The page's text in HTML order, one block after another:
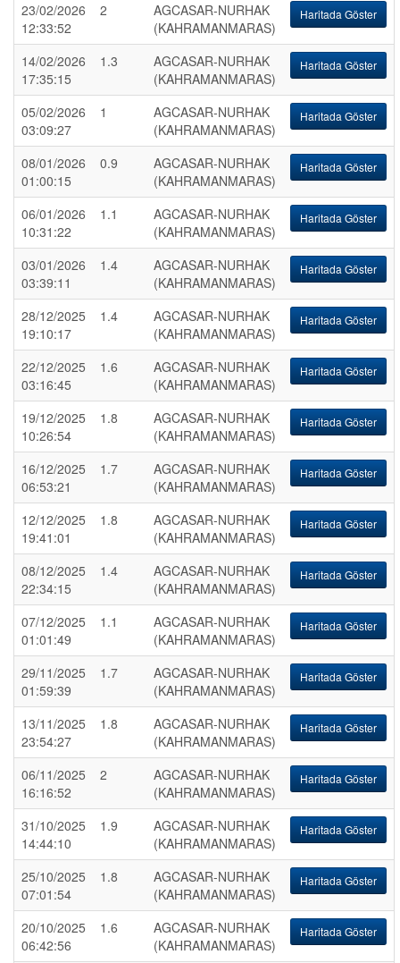
23/02/2026
12:33:52
2
AGCASAR-NURHAK
(KAHRAMANMARAS)
Haritada Göster
14/02/2026
17:35:15
1.3
AGCASAR-NURHAK
(KAHRAMANMARAS)
Haritada Göster
05/02/2026
03:09:27
1
AGCASAR-NURHAK
(KAHRAMANMARAS)
Haritada Göster
08/01/2026
01:00:15
0.9
AGCASAR-NURHAK
(KAHRAMANMARAS)
Haritada Göster
06/01/2026
10:31:22
1.1
AGCASAR-NURHAK
(KAHRAMANMARAS)
Haritada Göster
03/01/2026
03:39:11
1.4
AGCASAR-NURHAK
(KAHRAMANMARAS)
Haritada Göster
28/12/2025
19:10:17
1.4
AGCASAR-NURHAK
(KAHRAMANMARAS)
Haritada Göster
22/12/2025
03:16:45
1.6
AGCASAR-NURHAK
(KAHRAMANMARAS)
Haritada Göster
19/12/2025
10:26:54
1.8
AGCASAR-NURHAK
(KAHRAMANMARAS)
Haritada Göster
16/12/2025
06:53:21
1.7
AGCASAR-NURHAK
(KAHRAMANMARAS)
Haritada Göster
12/12/2025
19:41:01
1.8
AGCASAR-NURHAK
(KAHRAMANMARAS)
Haritada Göster
08/12/2025
22:34:15
1.4
AGCASAR-NURHAK
(KAHRAMANMARAS)
Haritada Göster
07/12/2025
01:01:49
1.1
AGCASAR-NURHAK
(KAHRAMANMARAS)
Haritada Göster
29/11/2025
01:59:39
1.7
AGCASAR-NURHAK
(KAHRAMANMARAS)
Haritada Göster
13/11/2025
23:54:27
1.8
AGCASAR-NURHAK
(KAHRAMANMARAS)
Haritada Göster
06/11/2025
16:16:52
2
AGCASAR-NURHAK
(KAHRAMANMARAS)
Haritada Göster
31/10/2025
14:44:10
1.9
AGCASAR-NURHAK
(KAHRAMANMARAS)
Haritada Göster
25/10/2025
07:01:54
1.8
AGCASAR-NURHAK
(KAHRAMANMARAS)
Haritada Göster
20/10/2025
06:42:56
1.6
AGCASAR-NURHAK
(KAHRAMANMARAS)
Haritada Göster